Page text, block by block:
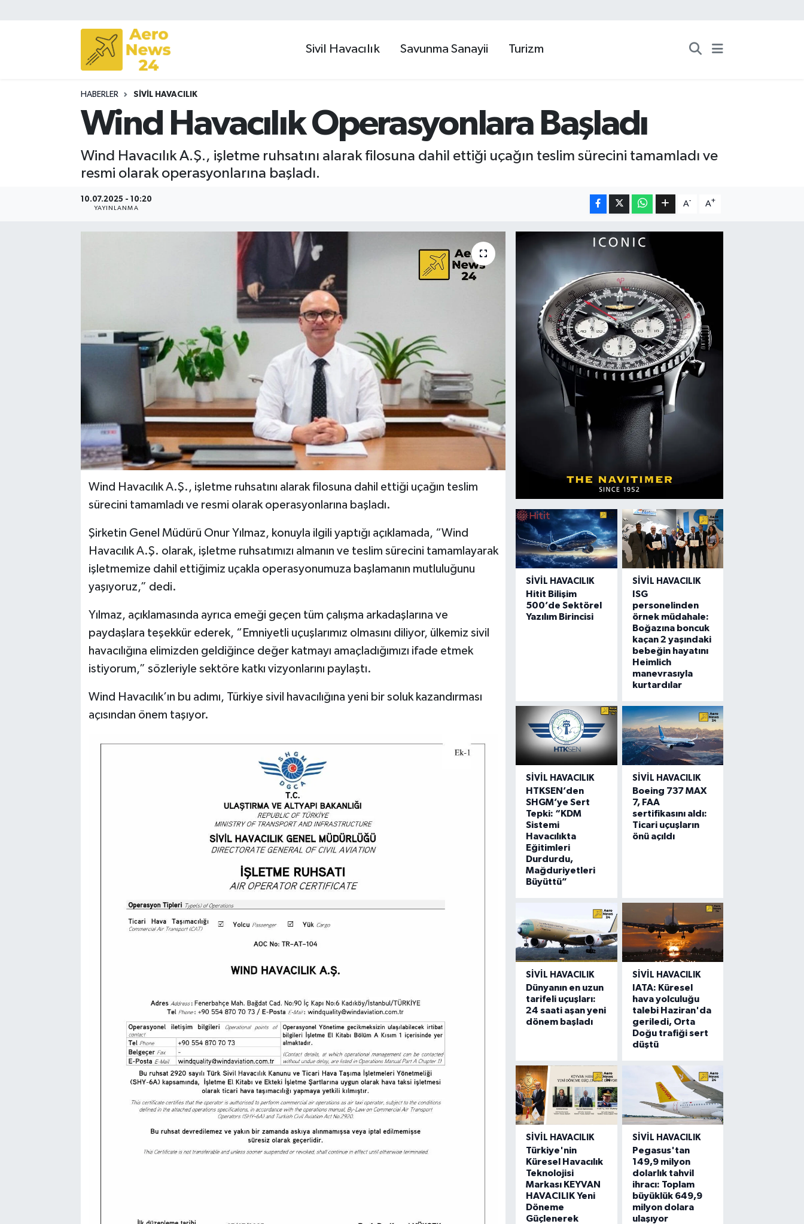
Sivil Havacılık Savunma Sanayii Turizm
HABERLER SIVIL HAVACILIK
Wind Havacılık Operasyonlara Başladı
Wind Havacılık A.Ş., işletme ruhsatını alarak filosuna dahil ettiği uçağın teslim sürecini tamamladı ve
resmi olarak operasyonlarına başladı.
10.07.2025 - 10:20
YAYINLANMA
A- A+
Wind Havacılık A.Ş., işletme ruhsatını alarak filosuna dahil ettiği uçağın teslim
sürecini tamamladı ve resmi olarak operasyonlarına başladı.
Şirketin Genel Müdürü Onur Yılmaz, konuyla ilgili yaptığı açıklamada, “Wind
Havacılık A.Ş. olarak, işletme ruhsatımızı almanın ve teslim sürecini tamamlayarak
işletmemize dahil ettiğimiz uçakla operasyonumuza başlamanın mutluluğunu
yaşıyoruz,” dedi.
Yılmaz, açıklamasında ayrıca emeği geçen tüm çalışma arkadaşlarına ve
paydaşlara teşekkür ederek, “Emniyetli uçuşlarımız olmasını diliyor, ülkemiz sivil
havacılığına elimizden geldiğince değer katmayı amaçladığımızı ifade etmek
istiyorum,” sözleriyle sektöre katkı vizyonlarını paylaştı.
Wind Havacılık’ın bu adımı, Türkiye sivil havacılığına yeni bir soluk kazandırması
açısından önem taşıyor.
SIVIL HAVACILIK
Hitit Bilişim
500’de Sektörel
Yazılım Birincisi
SIVIL HAVACILIK
ISG
personelinden
örnek müdahale:
Boğazına boncuk
kaçan 2 yaşındaki
bebeğin hayatını
Heimlich
manevrasıyla
kurtardılar
SIVIL HAVACILIK
HTKSEN’den
SHGM’ye Sert
Tepki: “KDM
Sistemi
Havacılıkta
Eğitimleri
Durdurdu,
Mağduriyetleri
Büyüttü”
SIVIL HAVACILIK
Boeing 737 MAX
7, FAA
sertifikasını aldı:
Ticari uçuşların
önü açıldı
SIVIL HAVACILIK
Dünyanın en uzun
tarifeli uçuşları:
24 saati aşan yeni
dönem başladı
SIVIL HAVACILIK
IATA: Küresel
hava yolculuğu
talebi Haziran'da
geriledi, Orta
Doğu trafiği sert
düştü
SIVIL HAVACILIK
Türkiye'nin
Küresel Havacılık
Teknolojisi
Markası KEYVAN
HAVACILIK Yeni
Döneme
Güçlenerek
SIVIL HAVACILIK
Pegasus'tan
149,9 milyon
dolarlık tahvil
ihracı: Toplam
büyüklük 649,9
milyon dolara
ulaşıyor
Sivil Havacılık